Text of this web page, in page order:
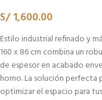
S/1,600.00
Estilo industrial refinado y
160 x 86 cm combina un
de espesor en acabado
horno. La solución
optimizar el espacio para